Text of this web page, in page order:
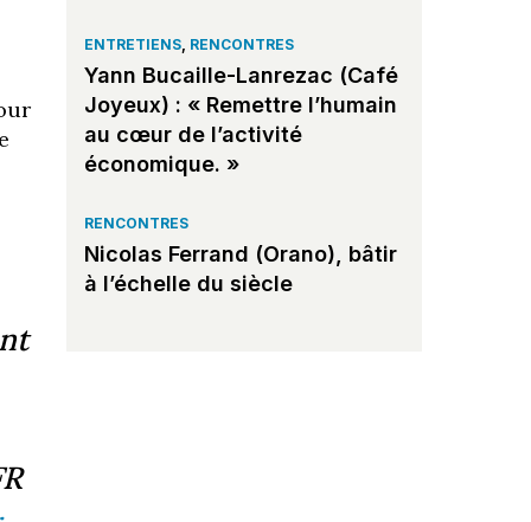
ENTRETIENS, RENCONTRES
Yann Bucaille-Lanrezac (Café
Joyeux) : « Remettre l’humain
au cœur de l’activité
économique. »
RENCONTRES
Nicolas Ferrand (Orano), bâtir
à l’échelle du siècle